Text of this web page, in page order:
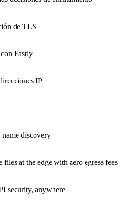
de TLS
Fastly
IP
name discovery
files at the edge with zero egress fees
security, anywhere